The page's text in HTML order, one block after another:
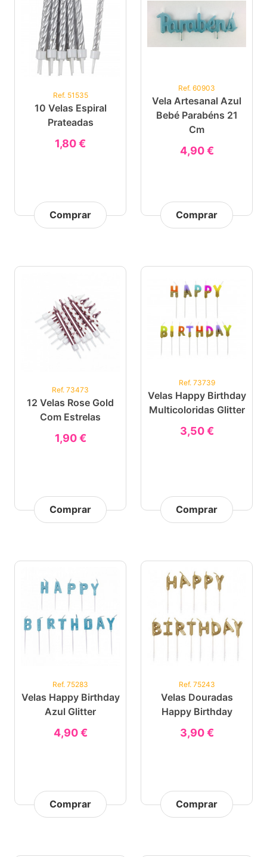
Ref. 51535
10 Velas Espiral
Prateadas
1,80 €
Comprar
Ref. 60903
Vela Artesanal Azul
Bebé Parabéns 21
Cm
4,90 €
Comprar
Ref. 73473
12 Velas Rose Gold
Com Estrelas
1,90 €
Comprar
Ref. 73739
Velas Happy Birthday
Multicoloridas Glitter
3,50 €
Comprar
Ref. 75283
Velas Happy Birthday
Azul Glitter
4,90 €
Comprar
Ref. 75243
Velas Douradas
Happy Birthday
3,90 €
Comprar